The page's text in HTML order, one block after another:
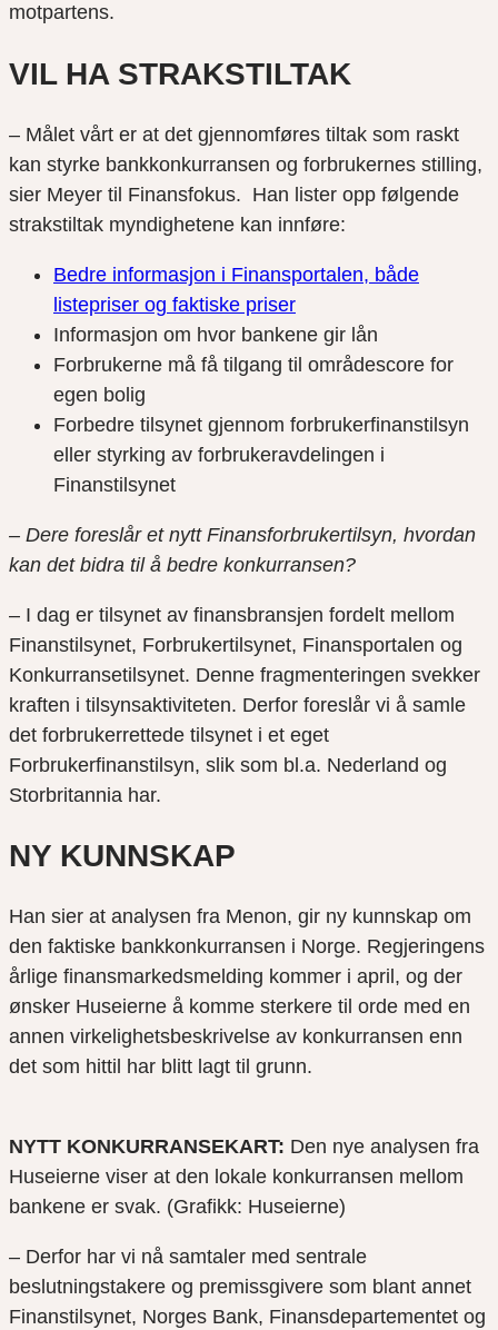
motpartens.
VIL HA STRAKSTILTAK
– Målet vårt er at det gjennomføres tiltak som raskt
kan styrke bankkonkurransen og forbrukernes stilling,
sier Meyer til Finansfokus. Han lister opp følgende
strakstiltak myndighetene kan innføre:
Bedre informasjon i Finansportalen, både
listepriser og faktiske priser
Informasjon om hvor bankene gir lån
Forbrukerne må få tilgang til områdescore for
egen bolig
Forbedre tilsynet gjennom forbrukerfinanstilsyn
eller styrking av forbrukeravdelingen i
Finanstilsynet
– Dere foreslår et nytt Finansforbrukertilsyn, hvordan
kan det bidra til å bedre konkurransen?
– I dag er tilsynet av finansbransjen fordelt mellom
Finanstilsynet, Forbrukertilsynet, Finansportalen og
Konkurransetilsynet. Denne fragmenteringen svekker
kraften i tilsynsaktiviteten. Derfor foreslår vi å samle
det forbrukerrettede tilsynet i et eget
Forbrukerfinanstilsyn, slik som bl.a. Nederland og
Storbritannia har.
NY KUNNSKAP
Han sier at analysen fra Menon, gir ny kunnskap om
den faktiske bankkonkurransen i Norge. Regjeringens
årlige finansmarkedsmelding kommer i april, og der
ønsker Huseierne å komme sterkere til orde med en
annen virkelighetsbeskrivelse av konkurransen enn
det som hittil har blitt lagt til grunn.
NYTT KONKURRANSEKART: Den nye analysen fra
Huseierne viser at den lokale konkurransen mellom
bankene er svak. (Grafikk: Huseierne)
– Derfor har vi nå samtaler med sentrale
beslutningstakere og premissgivere som blant annet
Finanstilsynet, Norges Bank, Finansdepartementet og